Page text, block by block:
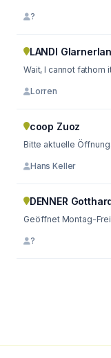
?
LANDI
Wait, I cannot fathom
Lorren
coop Zuoz
Bitte aktuelle
Hans Keller
DENNER
Geöffnet Montag-
?